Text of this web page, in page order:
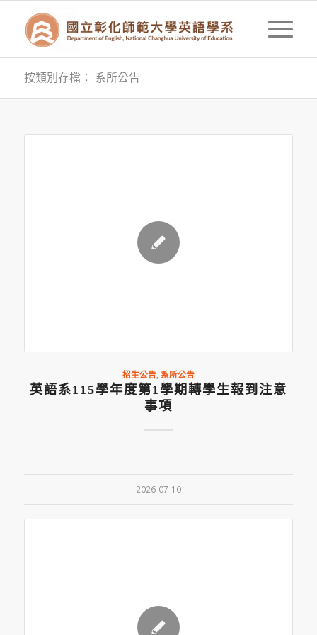
按類別存檔： 系所公告
招生公告, 系所公告
英語系115學年度第1學期轉學生報到注意
事項
2026-07-10